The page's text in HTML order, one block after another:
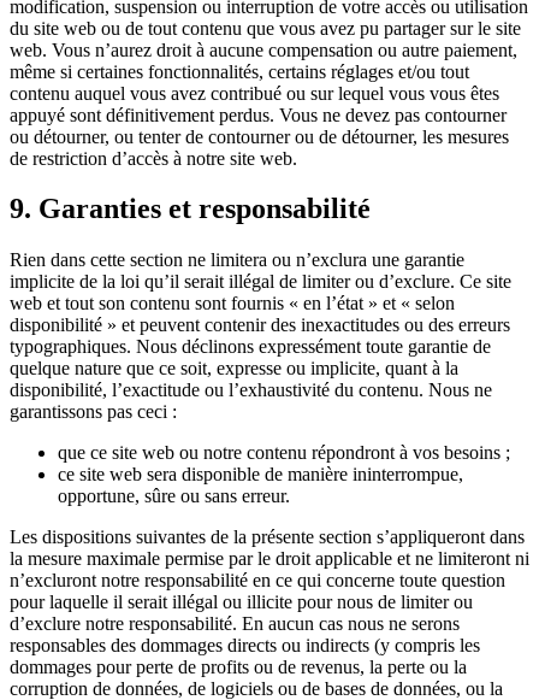
modification, suspension ou interruption de votre accès ou utilisation
du site web ou de tout contenu que vous avez pu partager sur le site
web. Vous n’aurez droit à aucune compensation ou autre paiement,
même si certaines fonctionnalités, certains réglages et/ou tout
contenu auquel vous avez contribué ou sur lequel vous vous êtes
appuyé sont définitivement perdus. Vous ne devez pas contourner
ou détourner, ou tenter de contourner ou de détourner, les mesures
de restriction d’accès à notre site web.
9. Garanties et responsabilité
Rien dans cette section ne limitera ou n’exclura une garantie
implicite de la loi qu’il serait illégal de limiter ou d’exclure. Ce site
web et tout son contenu sont fournis « en l’état » et « selon
disponibilité » et peuvent contenir des inexactitudes ou des erreurs
typographiques. Nous déclinons expressément toute garantie de
quelque nature que ce soit, expresse ou implicite, quant à la
disponibilité, l’exactitude ou l’exhaustivité du contenu. Nous ne
garantissons pas ceci :
que ce site web ou notre contenu répondront à vos besoins ;
ce site web sera disponible de manière ininterrompue,
opportune, sûre ou sans erreur.
Les dispositions suivantes de la présente section s’appliqueront dans
la mesure maximale permise par le droit applicable et ne limiteront ni
n’excluront notre responsabilité en ce qui concerne toute question
pour laquelle il serait illégal ou illicite pour nous de limiter ou
d’exclure notre responsabilité. En aucun cas nous ne serons
responsables des dommages directs ou indirects (y compris les
dommages pour perte de profits ou de revenus, la perte ou la
corruption de données, de logiciels ou de bases de données, ou la